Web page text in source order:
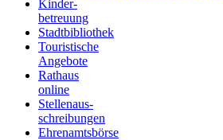
Kinder-
betreuung
Stadtbibliothek
Touristische
Angebote
Rathaus
online
Stellenaus-
schreibungen
Ehrenamtsbörse